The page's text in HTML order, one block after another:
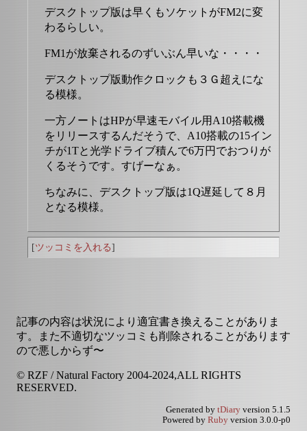
デスクトップ版は早くもソケットがFM2に変
わるらしい。
FM1が放棄されるのずいぶん早いな・・・・
デスクトップ版動作クロックも３Ｇ超えにな
る模様。
一方ノートはHPが早速モバイル用A10搭載機
をリリースするんだそうで、A10搭載の15イン
チが1Tと光学ドライブ積んで6万円でおつりが
くるそうです。すげーなぁ。
ちなみに、デスクトップ版は1Q遅延して８月
となる模様。
[ツッコミを入れる]
記事の内容は状況により適宜書き換えることがありま
す。また不適切なツッコミも削除されることがあります
ので悪しからず〜
© RZF / Natural Factory 2004-2024,ALL RIGHTS
RESERVED.
Generated by tDiary version 5.1.5
Powered by Ruby version 3.0.0-p0